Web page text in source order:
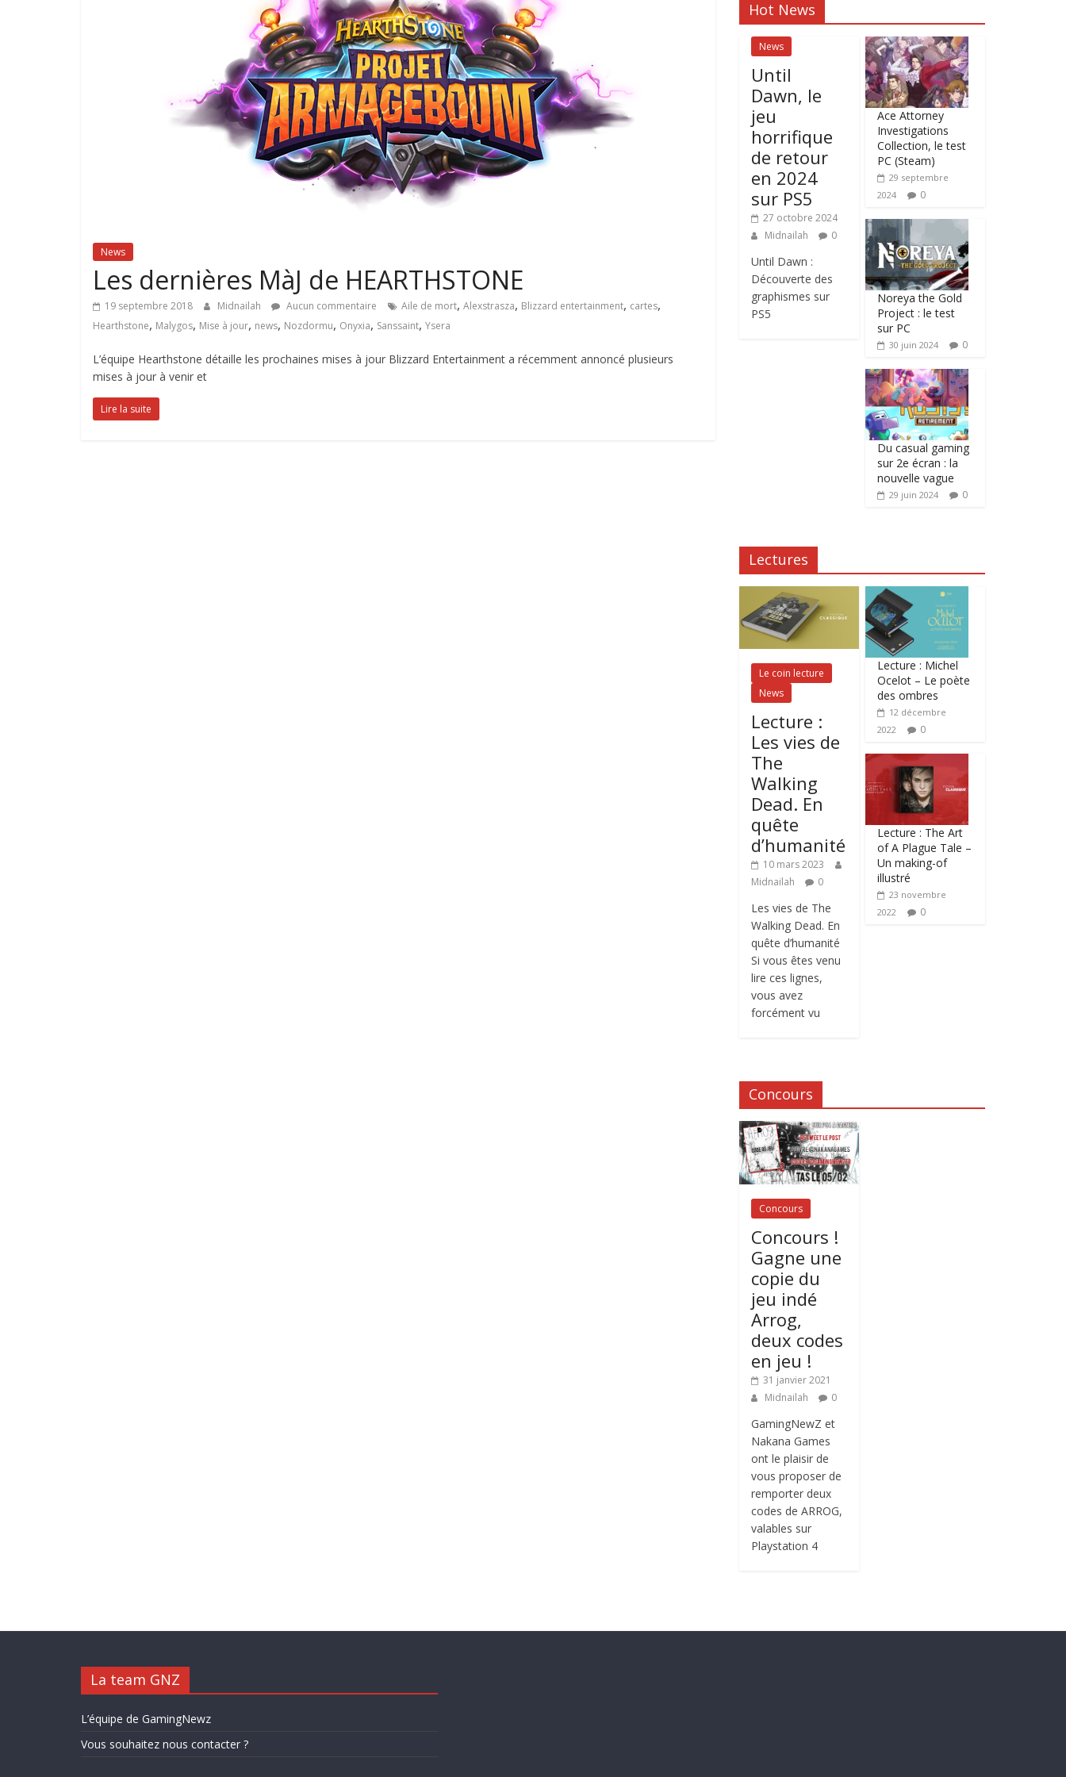
News
Les dernières MàJ de HEARTHSTONE
19 septembre 2018 Midnailah Aucun commentaire Aile de mort, Alexstrasza, Blizzard entertainment, cartes,
Hearthstone, Malygos, Mise à jour, news, Nozdormu, Onyxia, Sanssaint, Ysera
L’équipe Hearthstone détaille les prochaines mises à jour Blizzard Entertainment a récemment annoncé plusieurs
mises à jour à venir et
Lire la suite
Hot News
News
Until
Dawn, le
jeu
horrifique
de retour
en 2024
sur PS5
27 octobre 2024
Midnailah
0
Until Dawn :
Découverte des
graphismes sur
PS5
Ace Attorney
Investigations
Collection, le test
PC (Steam)
29 septembre
2024
0
Noreya the Gold
Project : le test
sur PC
30 juin 2024 0
Du casual gaming
sur 2e écran : la
nouvelle vague
29 juin 2024 0
Lectures
Le coin lecture
News
Lecture :
Les vies de
The
Walking
Dead. En
quête
d’humanité
10 mars 2023
Midnailah
0
Les vies de The
Walking Dead. En
quête d’humanité
Si vous êtes venu
lire ces lignes,
vous avez
forcément vu
Lecture : Michel
Ocelot – Le poète
des ombres
12 décembre
2022
0
Lecture : The Art
of A Plague Tale –
Un making-of
illustré
23 novembre
2022
0
Concours
Concours
Concours !
Gagne une
copie du
jeu indé
Arrog,
deux codes
en jeu !
31 janvier 2021
Midnailah
0
GamingNewZ et
Nakana Games
ont le plaisir de
vous proposer de
remporter deux
codes de ARROG,
valables sur
Playstation 4
La team GNZ
L’équipe de GamingNewz
Vous souhaitez nous contacter ?